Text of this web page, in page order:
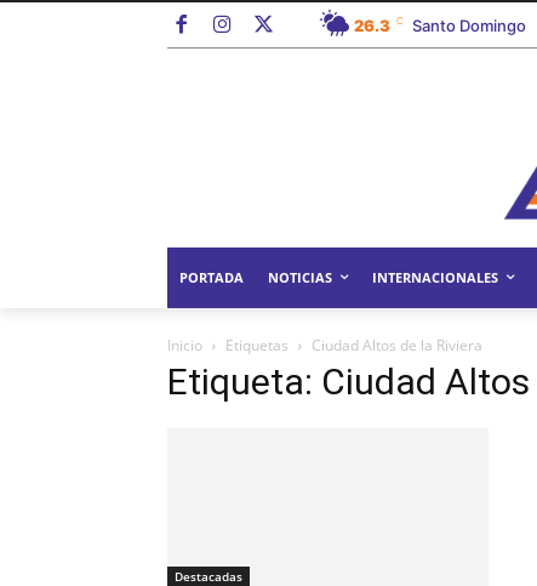
26.3 C Santo Domingo
PORTADA NOTICIAS INTERNACIONALES
Inicio Etiquetas Ciudad Altos de la Riviera
Etiqueta: Ciudad Altos
Destacadas